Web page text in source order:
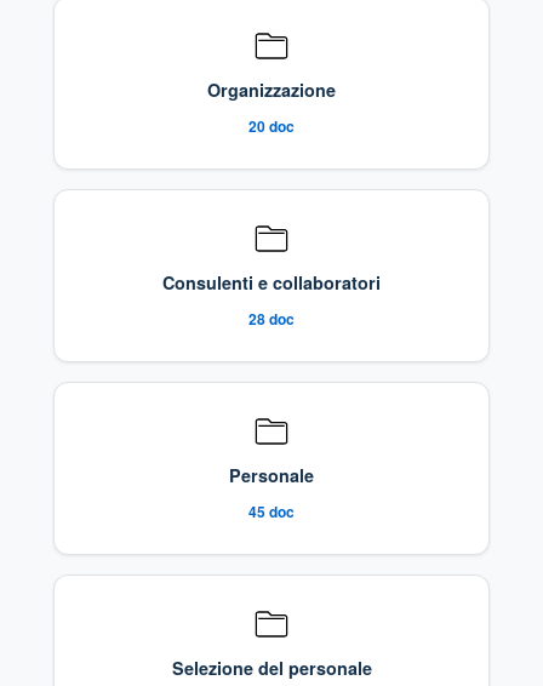
Organizzazione
20doc
Consulenti e collaboratori
28doc
Personale
45doc
Selezione del personale